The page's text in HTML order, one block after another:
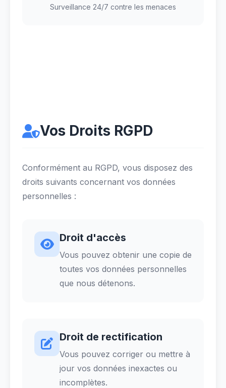
Surveillance 24/7 contre les menaces
Vos Droits RGPD
Conformément au RGPD, vous disposez des
droits suivants concernant vos données
personnelles :
Droit d'accès
Vous pouvez obtenir une copie de
toutes vos données personnelles
que nous détenons.
Droit de rectification
Vous pouvez corriger ou mettre à
jour vos données inexactes ou
incomplètes.